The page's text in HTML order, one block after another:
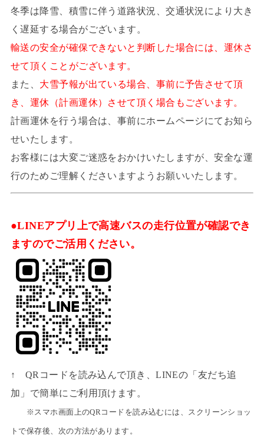
冬季は降雪、積雪に伴う道路状況、交通状況により大き
く遅延する場合がございます。
輸送の安全が確保できないと判断した場合には、運休さ
せて頂くことがございます。
また、 大雪予報が出ている場合、事前に予告させて頂
き、運休（計画運休）させて頂く場合もございます。
計画運休を行う場合は、事前にホームページにてお知ら
せいたします。
お客様には大変ご迷惑をおかけいたしますが、安全な運
行のためご理解くださいますようお願いいたします。
●LINEアプリ上で高速バスの走行位置が確認でき
ますのでご活用ください。
↑ QRコードを読み込んで頂き、LINEの「友だち追
加」で簡単にご利用頂けます。
※スマホ画面上のQRコードを読み込むには、スクリーンショッ
トで保存後、次の方法があります。